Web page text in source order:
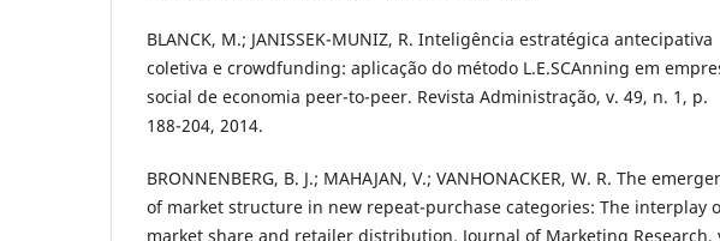
BLANCK, M.; JANISSEK-MUNIZ, R. Inteligência estratégica antecipativa
coletiva e crowdfunding: aplicação do método L.E.SCAnning em
social de economia peer-to-peer. Revista Administração, v. 49, n. 1, p.
188-204, 2014.
BRONNENBERG, B. J.; MAHAJAN, V.; VANHONACKER, W. R. The
of market structure in new repeat-purchase categories: The interplay
market share and retailer distribution. Journal of Marketing Research,